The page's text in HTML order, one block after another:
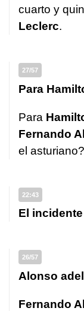
cuarto y
Leclerc.
27/57
Para
Para
Fernando
el asturiano?
22:43
El
26/57
Alonso
Fernando